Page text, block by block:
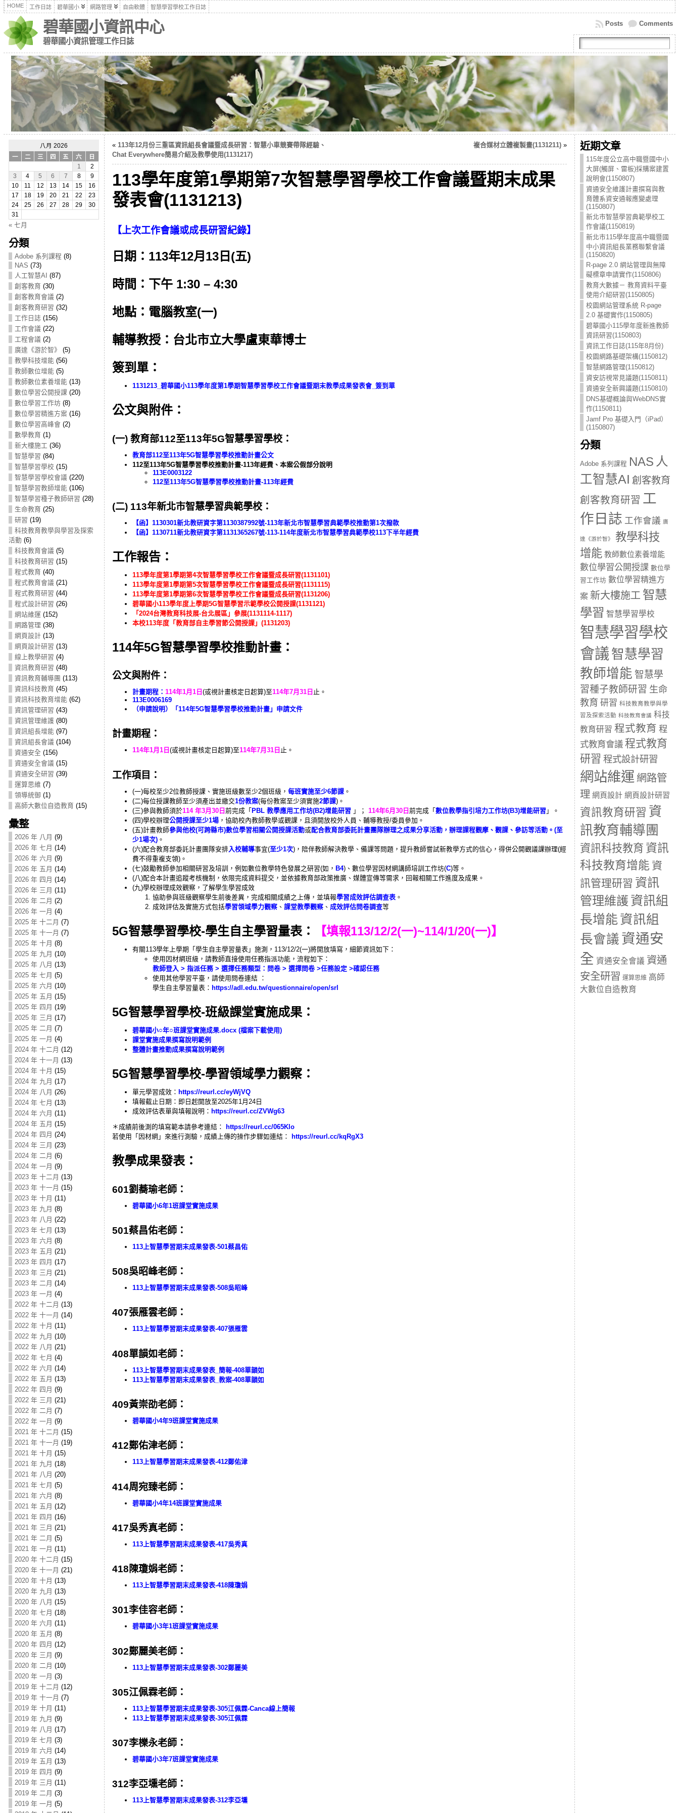
HOME 工作日誌 碧華國小 網路管理 自由軟體 智慧學習學校工作日誌
碧華國小資訊中心
碧華國小資訊管理工作日誌
Comments
Posts
八月 2026
一
二 三 四 五 六
日
1
2
3
4 5 6 7 8
9
10
11 12 13 14 15
16
17
18 19 20 21 22
23
24
25 26 27 28 29
30
31
« 七月
分類
Adobe 系列課程 (8)
NAS (73)
人工智慧AI (87)
創客教育 (30)
創客教育會議 (2)
創客教育研習 (32)
工作日誌 (156)
工作會議 (22)
工程會議 (2)
廣達《游於智》
(5)
教學科技增能(56)
教師數位增能(5)
教師數位素養增能(13)
數位學習公開授課 (20)
數位學習工作坊(8)
數位學習精進方案 (16)
數位學習高峰會 (2)
數學教育 (1)
新大樓施工 (36)
智慧學習 (84)
智慧學習學校 (15)
智慧學習學校會議 (220)
智慧學習教師增能(106)
智慧學習種子教師研習 (28)
生命教育 (25)
研習 (19)
科技教育教學與學習及探索
活動 (6)
科技教育會議 (5)
科技教育研習 (15)
程式教育 (40)
程式教育會議 (21)
程式教育研習 (44)
程式設計研習 (26)
網站維運 (152)
網路管理 (38)
網頁設計(13)
網頁設計研習 (13)
線上教學研習 (4)
資訊教育研習 (48)
資訊教育輔導團 (113)
資訊科技教育 (45)
資訊科技教育增能(62)
資訊管理研習 (43)
資訊管理維護(80)
資訊組長增能(97)
資訊組長會議 (104)
資通安全 (156)
資通安全會議 (15)
資通安全研習 (39)
運算思維 (7)
領導統御 (1)
高師大數位自造教育 (15)
彙整
2026 年 八月 (9)
2026 年 七月 (14)
2026 年 六月 (9)
2026 年 五月 (14)
2026 年 四月 (14)
2026 年 三月 (11)
2026 年 二月 (2)
2026 年 一月 (4)
2025 年 十二月 (7)
2025 年 十一月 (7)
2025 年 十月 (8)
2025 年 九月 (10)
2025 年 八月 (13)
2025 年 七月 (5)
2025 年 六月 (10)
2025 年 五月 (15)
2025 年 四月 (19)
2025 年 三月 (17)
2025 年 二月 (7)
2025 年 一月 (4)
2024 年 十二月 (12)
2024 年 十一月 (13)
2024 年 十月 (15)
2024 年 九月 (17)
2024 年 八月 (26)
2024 年 七月 (13)
2024 年 六月 (11)
2024 年 五月 (15)
2024 年 四月 (24)
2024 年 三月 (23)
2024 年 二月 (6)
2024 年 一月 (9)
2023 年 十二月 (13)
2023 年 十一月 (15)
2023 年 十月 (11)
2023 年 九月 (8)
2023 年 八月 (22)
2023 年 七月 (13)
2023 年 六月 (8)
2023 年 五月 (21)
2023 年 四月 (17)
2023 年 三月 (21)
2023 年 二月 (14)
2023 年 一月 (4)
2022 年 十二月 (13)
2022 年 十一月 (14)
2022 年 十月 (11)
2022 年 九月 (10)
2022 年 八月 (21)
2022 年 七月 (4)
2022 年 六月 (14)
2022 年 五月 (13)
2022 年 四月 (9)
2022 年 三月 (21)
2022 年 二月 (7)
2022 年 一月 (9)
2021 年 十二月 (15)
2021 年 十一月 (19)
2021 年 十月 (15)
2021 年 九月 (18)
2021 年 八月 (20)
2021 年 七月 (5)
2021 年 六月 (8)
2021 年 五月 (12)
2021 年 四月 (16)
2021 年 三月 (21)
2021 年 二月 (5)
2021 年 一月 (11)
2020 年 十二月 (15)
2020 年 十一月 (21)
2020 年 十月 (13)
2020 年 九月 (13)
2020 年 八月 (15)
2020 年 七月 (18)
2020 年 六月 (11)
2020 年 五月 (8)
2020 年 四月 (12)
2020 年 三月 (9)
2020 年 二月 (10)
2020 年 一月 (3)
2019 年 十二月 (12)
2019 年 十一月 (7)
2019 年 十月 (11)
2019 年 九月 (9)
2019 年 八月 (17)
2019 年 七月 (3)
2019 年 六月 (14)
2019 年 五月 (13)
2019 年 四月 (9)
2019 年 三月 (11)
2019 年 二月 (3)
2019 年 一月 (5)
« 113年12月份三重區資訊組長會議暨成長研習：智慧小車競賽帶隊經驗、
Chat Everywhere簡易介紹及教學使用(1131217)
複合媒材立體複製畫(1131211)»
113學年度第1學期第7次智慧學習學校工作會議暨期末成果
發表會(1131213)
【上次工作會議或成長研習紀錄】
日期：113年12月13日(五)
時間：下午 1:30 – 4:30
地點：電腦教室(一)
輔導教授：台北市立大學盧東華博士
簽到單：
1131213_碧華國小113學年度第1學期智慧學習學校工作會議暨期末教學成果發表會_簽到單
公文與附件：
(一) 教育部112至113年5G智慧學習學校：
教育部112至113年5G智慧學習學校推動計畫公文
112至113年5G智慧學習學校推動計畫-113年經費、本案公假部分說明
113E0003122
112⾄113年5G智慧學習學校推動計畫-113年經費
(二) 113年新北市智慧學習典範學校：
【函】1130301新北教研資字第1130387992號-113年新北市智慧學習典範學校推動第1次撥款
【函】1130711新北教研資字第1131365267號-113-114年度新北市智慧學習典範學校113下半年經費
工作報告：
113學年度第1學期第4次智慧學習學校工作會議暨成長研習(1131101)
113學年度第1學期第5次智慧學習學校工作會議暨成長研習(1131115)
113學年度第1學期第6次智慧學習學校工作會議暨成長研習(1131206)
碧華國小113學年度上學期5G智慧學習示範學校公開授課(1131121)
「2024台灣教育科技展-台北展區」參展(1131114-1117)
本校113年度「教育部自主學習節公開授課」(1131203)
114年5G智慧學習學校推動計畫：
公文與附件：
計畫期程： 114年1月1日 (或視計畫核定日起算)至114年7月31日 止。
113E0006169
（申請說明）「114年5G智慧學習學校推動計畫」申請文件
計畫期程：
114年1月1日 (或視計畫核定日起算)至114年7月31日 止。
工作項目：
(一)每校至少2位教師授課、實施班級數至少2個班級， 每班實施至少6節課。
(二)每位授課教師至少須產出並繳交1份教案(每份教案至少須實施2節課)。
(三)參與教師須於114 年3月30日前完成「PBL 教學應用工作坊(B2)增能研習 」； 114年6月30日前完成「數位教學指引培力工作坊(B3)增能研習 」。
(四)學校辦理公開授課至少1場，協助校內教師教學或觀課，且須開放校外人員、輔導教授/委員參加。
(五)計畫教師參與他校(可跨縣市)數位學習相關公開授課活動或配合教育部委託計畫團隊辦理之成果分享活動，辦理課程觀摩、觀課、參訪等活動。(至
少1場次)。
(六)配合教育部委託計畫團隊安排入校輔導事宜(至少1次)，陪伴教師解決教學、備課等問題，提升教師嘗試新教學方式的信心，得併公開觀議課辦理(經
費不得重複支領)。
(七)鼓勵教師參加相關研習及培訓，例如數位教學特色發展之研習(如， B4)、數位學習因材網講師培訓工作坊(C)等。
(八)配合本計畫追蹤考核機制，依限完成資料提交，並依據教育部政策推廣、媒體宣傳等需求，回報相關工作進度及成果。
(九)學校辦理成效觀察，了解學生學習成效
協助參與班級觀察學生前後差異，完成相關成績之上傳，並填報學習成效評估調查表。
成效評估及實施方式包括學習領域學力觀察、 課堂教學觀察、 成效評估問卷調查等
5G智慧學習學校-學生自主學習量表： 【填報113/12/2(一)~114/1/20(一)】
有關113學年上學期「學生自主學習量表」施測，113/12/2(一)將開放填寫，細節資訊如下：
使用因材網班級，請教師直接使用任務指派功能，流程如下：
教師登入 > 指派任務 > 選擇任務類型：問卷 > 選擇問卷 >任務設定 >確認任務
使用其他學習平臺，請使用問卷連結 ：
學生自主學習量表： https://adl.edu.tw/questionnaire/open/srl
5G智慧學習學校-班級課堂實施成果：
碧華國小○年○班課堂實施成果.docx(檔案下載使用)
課堂實施成果撰寫說明範例
整體計畫推動成果撰寫說明範例
5G智慧學習學校-學習領域學力觀察：
單元學習成效： https://reurl.cc/eyWjVQ
填報截止日期：即日起開放至2025年1月24日
成效評估表單與填報說明： https://reurl.cc/ZVWg63
＊成績前後測的填寫範本請參考連結：
https://reurl.cc/065Klo
若使用「因材網」來進行測驗，成績上傳的操作步驟如連結：
https://reurl.cc/kqRgX3
教學成果發表：
601劉蕎瑜老師：
碧華國小6年1班課堂實施成果
501蔡昌佑老師：
113上智慧學習期末成果發表-501蔡昌佑
508吳昭峰老師：
113上智慧學習期末成果發表-508吳昭峰
407張雁雲老師：
113上智慧學習期末成果發表-407張雁雲
408單韻如老師：
113上智慧學習期末成果發表_簡報-408單韻如
113上智慧學習期末成果發表_教案-408單韻如
409黃崇劭老師：
碧華國小4年9班課堂實施成果
412鄭佑津老師：
113上智慧學習期末成果發表-412鄭佑津
414周宛臻老師：
碧華國小4年14班課堂實施成果
417吳秀真老師：
113上智慧學習期末成果發表-417吳秀真
418陳瓊娟老師：
113上智慧學習期末成果發表-418陳瓊娟
301李佳容老師：
碧華國小3年1班課堂實施成果
302鄭麗美老師：
113上智慧學習期末成果發表-302鄭麗美
305江佩霖老師：
113上智慧學習期末成果發表-305江佩霖-Canca線上簡報
113上智慧學習期末成果發表-305江佩霖
307李櫟永老師：
碧華國小3年7班課堂實施成果
312李亞壎老師：
113上智慧學習期末成果發表-312李亞壎
近期文章
115年度公立高中職暨國中小
大屏(觸屏、雷板)採購案建置
說明會(1150807)
資通安全維護計畫撰寫與教
育體系資安通報應變處理
(1150807)
新北市智慧學習典範學校工
作會議(1150819)
新北市115學年度高中職暨國
中小資訊組長業務聯繫會議
(1150820)
R-page 2.0 網站管理與無障
礙標章申請實作(1150806)
教育大數據－ 教育資料平臺
使用介紹研習(1150805)
校園網站管理系統 R-page
2.0 基礎實作(1150805)
碧華國小115學年度新進教師
資訊研習(1150803)
資訊工作日誌(115年8月份)
校園網路基礎架構(1150812)
智慧網路管理(1150812)
資安訪視常見議題(1150811)
資通安全新興議題(1150810)
DNS基礎概論與WebDNS實
作(1150811)
Jamf Pro 基礎入門（iPad）
(1150807)
分類
Adobe 系列課程 NAS 人
工智慧AI 創客教育
創客教育研習 工
作日誌 工作會議 廣
達《游於智》
教學科技
增能 教師數位素養增能
數位學習公開授課 數位學
習工作坊 數位學習精進方
案 新大樓施工 智慧
學習 智慧學習學校
智慧學習學校
會議 智慧學習
教師增能 智慧學
習種子教師研習 生命
教育 研習 科技教育教學與學
習及探索活動 科技教育會議 科技
教育研習 程式教育 程
式教育會議 程式教育
研習 程式設計研習
網站維運 網路管
理 網頁設計 網頁設計研習
資訊教育研習 資
訊教育輔導團
資訊科技教育 資訊
科技教育增能 資
訊管理研習 資訊
管理維護 資訊組
長增能資訊組
長會議 資通安
全 資通安全會議 資通
安全研習 運算思維 高師
大數位自造教育